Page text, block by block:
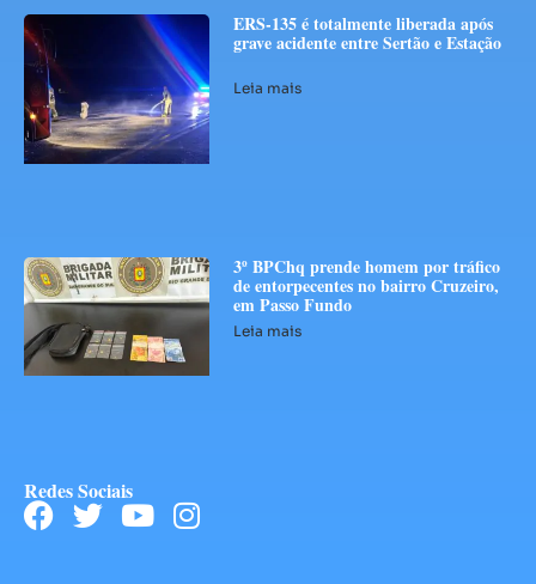
ERS-135 é totalmente liberada após
grave acidente entre Sertão e Estação
Leia mais
3º BPChq prende homem por tráfico
de entorpecentes no bairro Cruzeiro,
em Passo Fundo
Leia mais
Redes Sociais